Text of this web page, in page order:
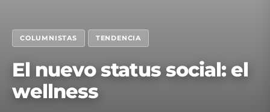
COLUMNISTAS TENDENCIA
El nuevo status social: el
wellness